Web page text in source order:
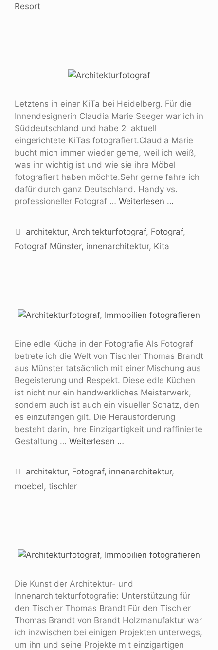
Resort
Letztens in einer KiTa bei Heidelberg. Für die
Innendesignerin Claudia Marie Seeger war ich in
Süddeutschland und habe 2 aktuell
eingerichtete KiTas fotografiert.Claudia Marie
bucht mich immer wieder gerne, weil ich weiß,
was ihr wichtig ist und wie sie ihre Möbel
fotografiert haben möchte.Sehr gerne fahre ich
dafür durch ganz Deutschland. Handy vs.
professioneller Fotograf … Weiterlesen …
architektur, Architekturfotograf, Fotograf,
Fotograf Münster, innenarchitektur, Kita
Eine edle Küche in der Fotografie Als Fotograf
betrete ich die Welt von Tischler Thomas Brandt
aus Münster tatsächlich mit einer Mischung aus
Begeisterung und Respekt. Diese edle Küchen
ist nicht nur ein handwerkliches Meisterwerk,
sondern auch ist auch ein visueller Schatz, den
es einzufangen gilt. Die Herausforderung
besteht darin, ihre Einzigartigkeit und raffinierte
Gestaltung … Weiterlesen …
architektur, Fotograf, innenarchitektur,
moebel, tischler
Die Kunst der Architektur- und
Innenarchitekturfotografie: Unterstützung für
den Tischler Thomas Brandt Für den Tischler
Thomas Brandt von Brandt Holzmanufaktur war
ich inzwischen bei einigen Projekten unterwegs,
um ihn und seine Projekte mit einzigartigen